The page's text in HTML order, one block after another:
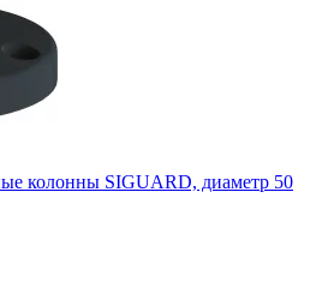
колонны SIGUARD, диаметр 50